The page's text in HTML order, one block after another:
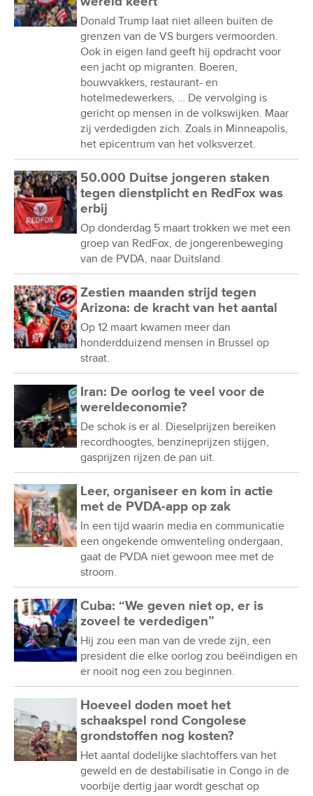
Donald Trump laat niet alleen buiten de
grenzen van de VS burgers vermoorden.
Ook in eigen land geeft hij opdracht voor
een jacht op migranten. Boeren,
bouwvakkers, restaurant- en
hotelmedewerkers, … De vervolging is
gericht op mensen in de volkswijken. Maar
zij verdedigden zich. Zoals in Minneapolis,
het epicentrum van het volksverzet.
50.000 Duitse jongeren staken
tegen dienstplicht en RedFox was
erbij
Op donderdag 5 maart trokken we met een
groep van RedFox, de jongerenbeweging
van de PVDA, naar Duitsland.
Zestien maanden strijd tegen
Arizona: de kracht van het aantal
Op 12 maart kwamen meer dan
honderdduizend mensen in Brussel op
straat.
Iran: De oorlog te veel voor de
wereldeconomie?
De schok is er al. Dieselprijzen bereiken
recordhoogtes, benzineprijzen stijgen,
gasprijzen rijzen de pan uit.
Leer, organiseer en kom in actie
met de PVDA-app op zak
In een tijd waarin media en communicatie
een ongekende omwenteling ondergaan,
gaat de PVDA niet gewoon mee met de
stroom.
Cuba: “We geven niet op, er is
zoveel te verdedigen”
Hij zou een man van de vrede zijn, een
president die elke oorlog zou beëindigen en
er nooit nog een zou beginnen.
Hoeveel doden moet het
schaakspel rond Congolese
grondstoffen nog kosten?
Het aantal dodelijke slachtoffers van het
geweld en de destabilisatie in Congo in de
voorbije dertig jaar wordt geschat op